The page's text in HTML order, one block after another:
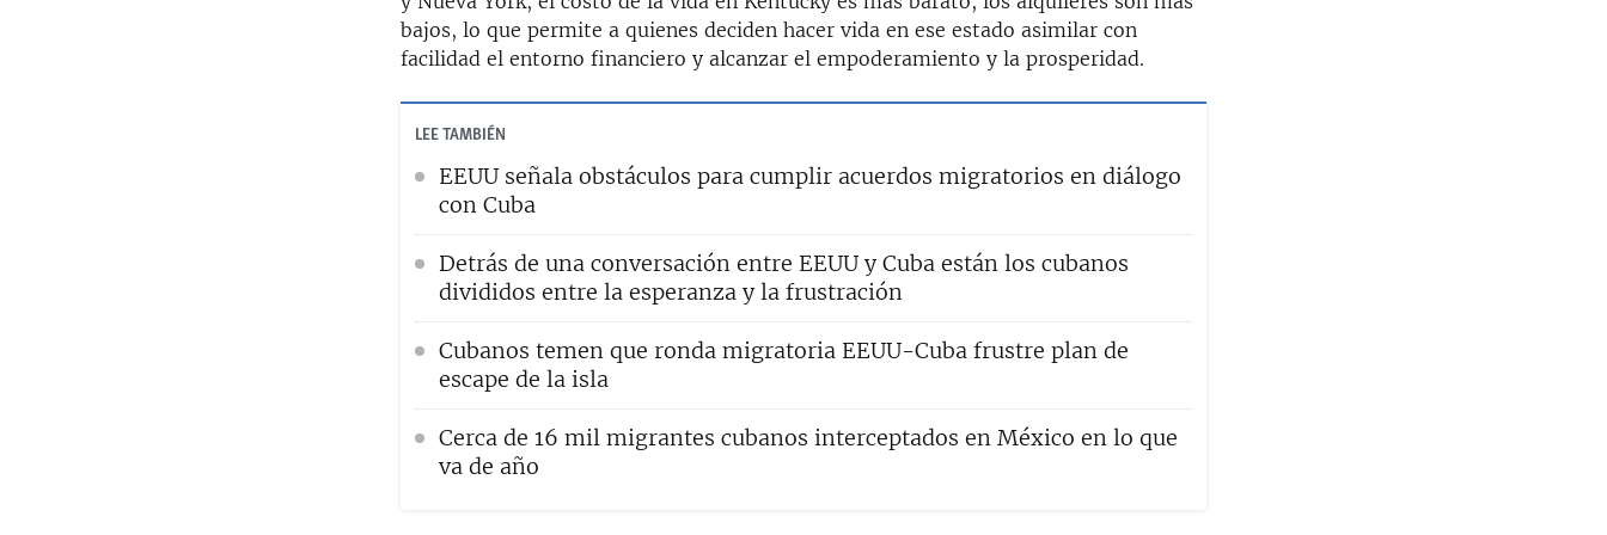
bajos, lo que permite a quienes deciden hacer vida en ese estado asimilar con
facilidad el entorno financiero y alcanzar el empoderamiento y la prosperidad.
LEE TAMBIÉN
EEUU señala obstáculos para cumplir acuerdos migratorios en diálogo
con Cuba
Detrás de una conversación entre EEUU y Cuba están los cubanos
divididos entre la esperanza y la frustración
Cubanos temen que ronda migratoria EEUU-Cuba frustre plan de
escape de la isla
Cerca de 16 mil migrantes cubanos interceptados en México en lo que
va de año